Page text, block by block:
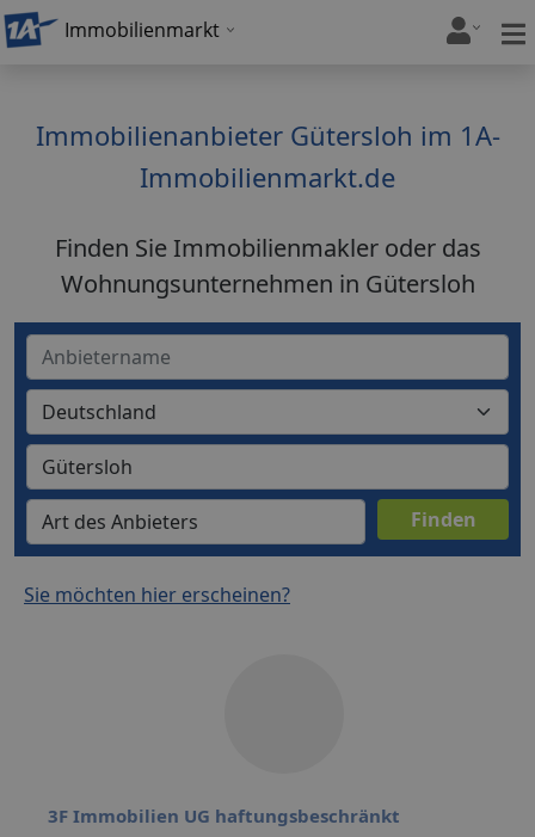
Immobilienmarkt
Immobilienanbieter Gütersloh im 1A-
Immobilienmarkt.de
Finden Sie Immobilienmakler oder das
Wohnungsunternehmen in Gütersloh
Sie möchten hier erscheinen?
3F Immobilien UG haftungsbeschränkt